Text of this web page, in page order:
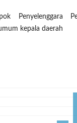
Penyelenggara
kepala daerah